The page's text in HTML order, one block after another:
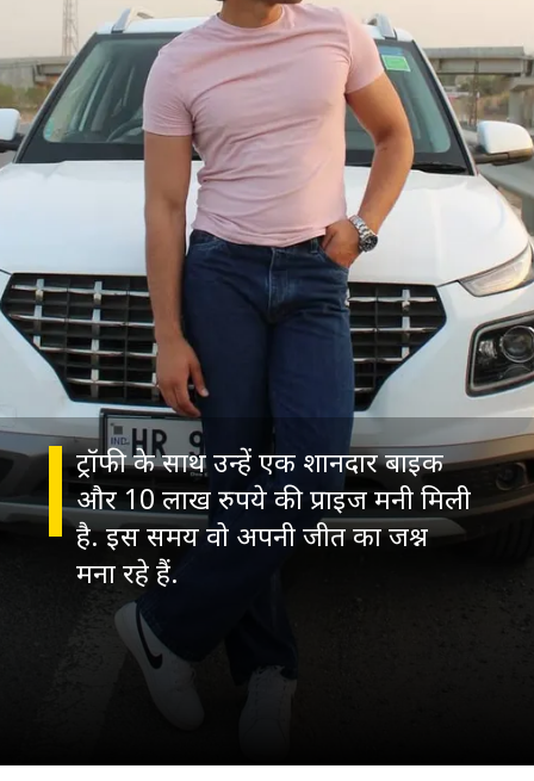
ट्रॉफी के साथ उन्हें एक शानदार बाइक
और 10 लाख रुपये की प्राइज मनी मिली
है. इस समय वो अपनी जीत का जश्न
मना रहे हैं.